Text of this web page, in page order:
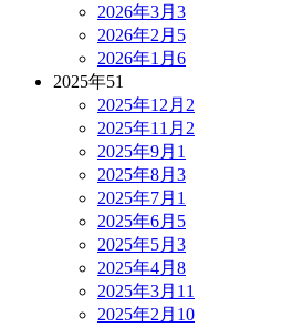
2026年3月 3
2026年2月 5
2026年1月 6
2025年51
2025年12月 2
2025年11月 2
2025年9月 1
2025年8月 3
2025年7月 1
2025年6月 5
2025年5月 3
2025年4月 8
2025年3月 11
2025年2月 10